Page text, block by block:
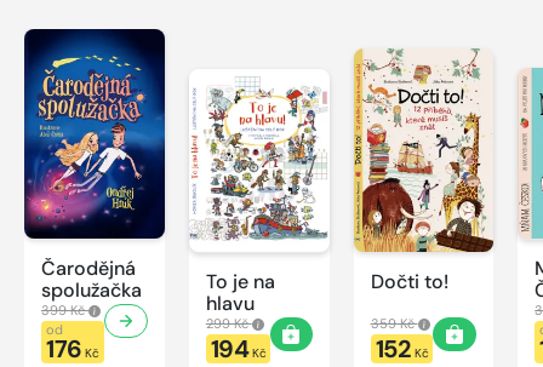
Čarodějná
spolužačka
399 Kč
od
176 Kč
To je na
hlavu
299 Kč
194Kč
Dočti to!
359 Kč
152 Kč